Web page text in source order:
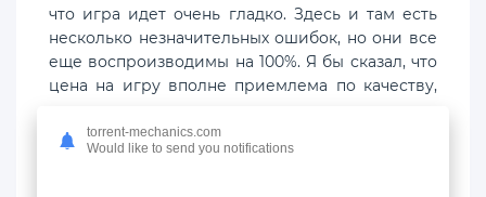
что игра идет очень гладко. Здесь и там есть
несколько незначительных ошибок, но они все
еще воспроизводимы на 100%. Я бы сказал, что
цена на игру вполне приемлема по качеству,
Механика для паркура также сделана очень
хорошо и переход хорошо. Мне нравится идея
torrent-mechanics.com
Would like to send you notifications